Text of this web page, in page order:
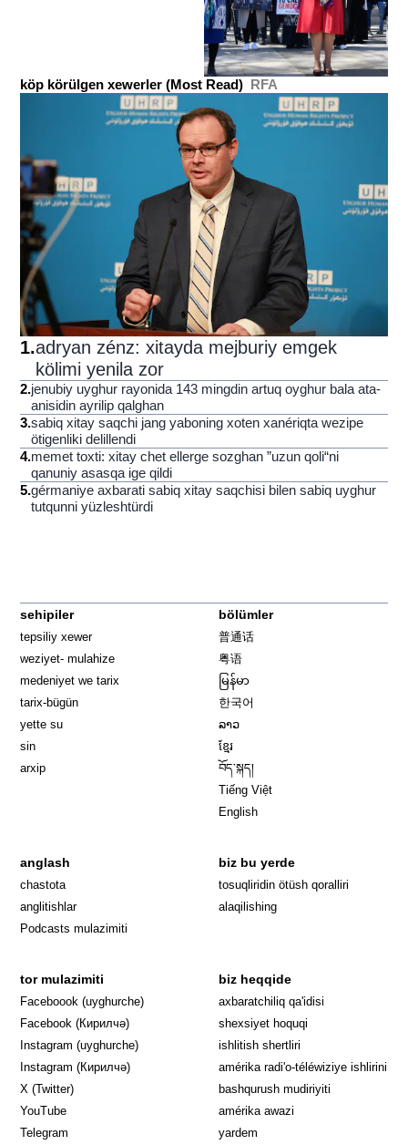
köp körülgen xewerler (Most Read) RFA
1.adryan zénz: xitayda mejburiy emgek
kölimi yenila zor
2.jenubiy uyghur rayonida 143 mingdin artuq oyghur bala ata-
anisidin ayrilip qalghan
3.sabiq xitay saqchi jang yaboning xoten xanériqta wezipe
ötigenliki delillendi
4.memet toxti: xitay chet ellerge sozghan ”uzun qoli“ni
qanuniy asasqa ige qildi
5.gérmaniye axbarati sabiq xitay saqchisi bilen sabiq uyghur
tutqunni yüzleshtürdi
sehipiler
tepsiliy xewer
weziyet- mulahize
medeniyet we tarix
tarix-bügün
yette su
sin
arxip
bölümler
普通话
粤语
မြန်မာ
한국어
ລາວ
ខ្មែរ
བོད་སྐད།
Tiếng Việt
English
anglash
chastota
anglitishlar
Podcasts mulazimiti
biz bu yerde
tosuqliridin ötüsh qoralliri
alaqilishing
tor mulazimiti
Faceboook (uyghurche) Opens in new window
Facebook (Кирилчә) Opens in new window
Instagram (uyghurche) Opens in new window
Instagram (Кирилчә) Opens in new window
X (Twitter)
YouTube
Telegram
biz heqqide
axbaratchiliq qa'idisi
shexsiyet hoquqi
ishlitish shertliri
amérika radi'o-téléwiziye ishlirini
bashqurush mudiriyiti
amérika awazi
yardem